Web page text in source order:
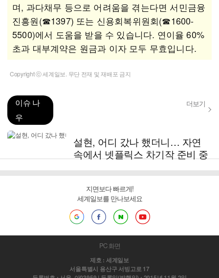
며, 과다채무 등으로 어려움을 겪는다면 서민금융
진흥원(☎1397) 또는 신용회복위원회(☎1600-
5500)에서 도움을 받을 수 있습니다. 연이율 60%
초과 대부계약은 원금과 이자 모두 무효입니다.
Copyright ⓒ 세계일보. 무단 전재 및 재배포 금지
이슈 나
우
더보기
설현, 어디 갔나 했더니… 자연
속에서 넷플릭스 차기작 준비 중
지면보다 빠르게!
세계일보를 만나보세요
PC 화면
제호 : 세계일보
서울특별시 용산구 서빙고로 17